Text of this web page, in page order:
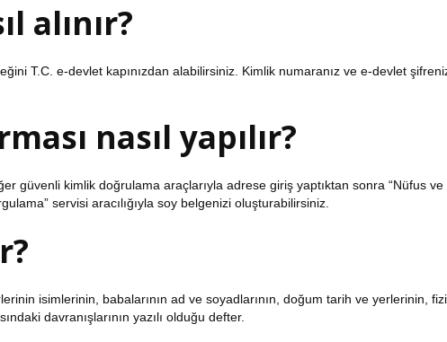
alınır?
T.C. e-devlet kapınızdan alabilirsiniz. Kimlik numaranız ve e-devlet
nasıl yapılır?
güvenli kimlik doğrulama araçlarıyla adrese giriş yaptıktan sonra “Nüfus ve
servisi aracılığıyla soy belgenizi oluşturabilirsiniz.
isimlerinin, babalarının ad ve soyadlarının, doğum tarih ve yerlerinin,
davranışlarının yazılı olduğu defter.